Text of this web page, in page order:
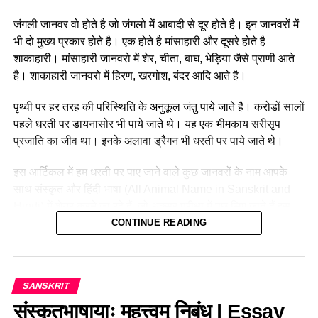
वैवाहिक स्थिति
विवाहित
उनके द्वारा रचित अर्थशास्त्रनामक ग्रंथ राजनीति अर्थनीति कृषि समाज
दर्पण माना जाता है चाणक्य की मृत्यु को लेकर दो कहानी संदर्भ में आती है
लेकिन दोनों में से कौन सी सच है इसका भी कोई कर नहीं निकला है विष्णु
पुराण भागवत आदि पुराणों तथा कथा सरित सागर आदि संस्कृत ग मेंतो
घोष की बनाई हुई विनय पिटक की टीका में चाणक्य का वृतांत दिया हुआ है
Sanskrit language
1) चाणक्यः मौर्यवंशप्रथमराज्ञः चंद्रगुप्तस्य मन्त्रीसहायक: च आसीत् ।
2) सः कौटिल्यः वा विष्णुगुप्तः इति नामभ्याम् अपि प्रसिद्धः आसीत्।
जंगली जानवर वो होते है जो जंगलो में आबादी से दूर होते है। इन जानवरों में
भी दो मुख्य प्रकार होते है। एक होते है मांसाहारी और दूसरे होते है
शाकाहारी। मांसाहारी जानवरो मेंशेर, चीता,बाघ, भेड़िया जैसे प्राणी आते
है। शाकाहारी जानवरो में हिरण,खरगोश, बंदर आदि आते है।
पृथ्वी पर हर तरह की परिस्थिति के अनुकूल जंतु पाये जाते है। करोडों सालों
पहले धरती परडायनासोरभी पाये जाते थे। यह एक भीमकाय सरीसृप
प्रजाति का जीव था। इनके अलावाड्रैगनभी धरती पर पाये जाते थे।
इस आर्टिकल में हम धरती पर पाए जाने वाले कुछ जानवरों के नाम आपके
दृष्टि से इनका अभ्यास एक बार अवश्य करें
जलीय जीवों के नाम संस्कृत में (Water
Animals Names In Sanskrit)
CONTINUE READING
SANSKRIT
संस्कृतभाषायाः महत्त्वम् निबंध | Essay